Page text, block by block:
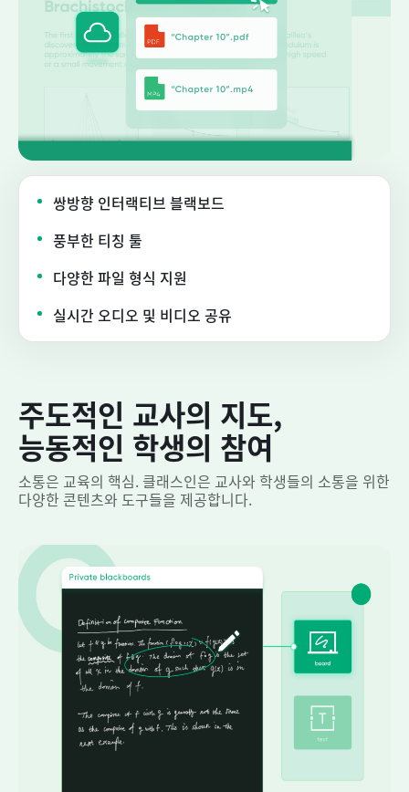
쌍방향 인터랙티브 블랙보드
풍부한 티칭 툴
다양한 파일 형식 지원
실시간 오디오 및 비디오 공유
주도적인 교사의 지도,
능동적인 학생의 참여
소통은 교육의 핵심. 클래스인은 교사와 학생들의 소통을 위한
다양한 콘텐츠와 도구들을 제공합니다.